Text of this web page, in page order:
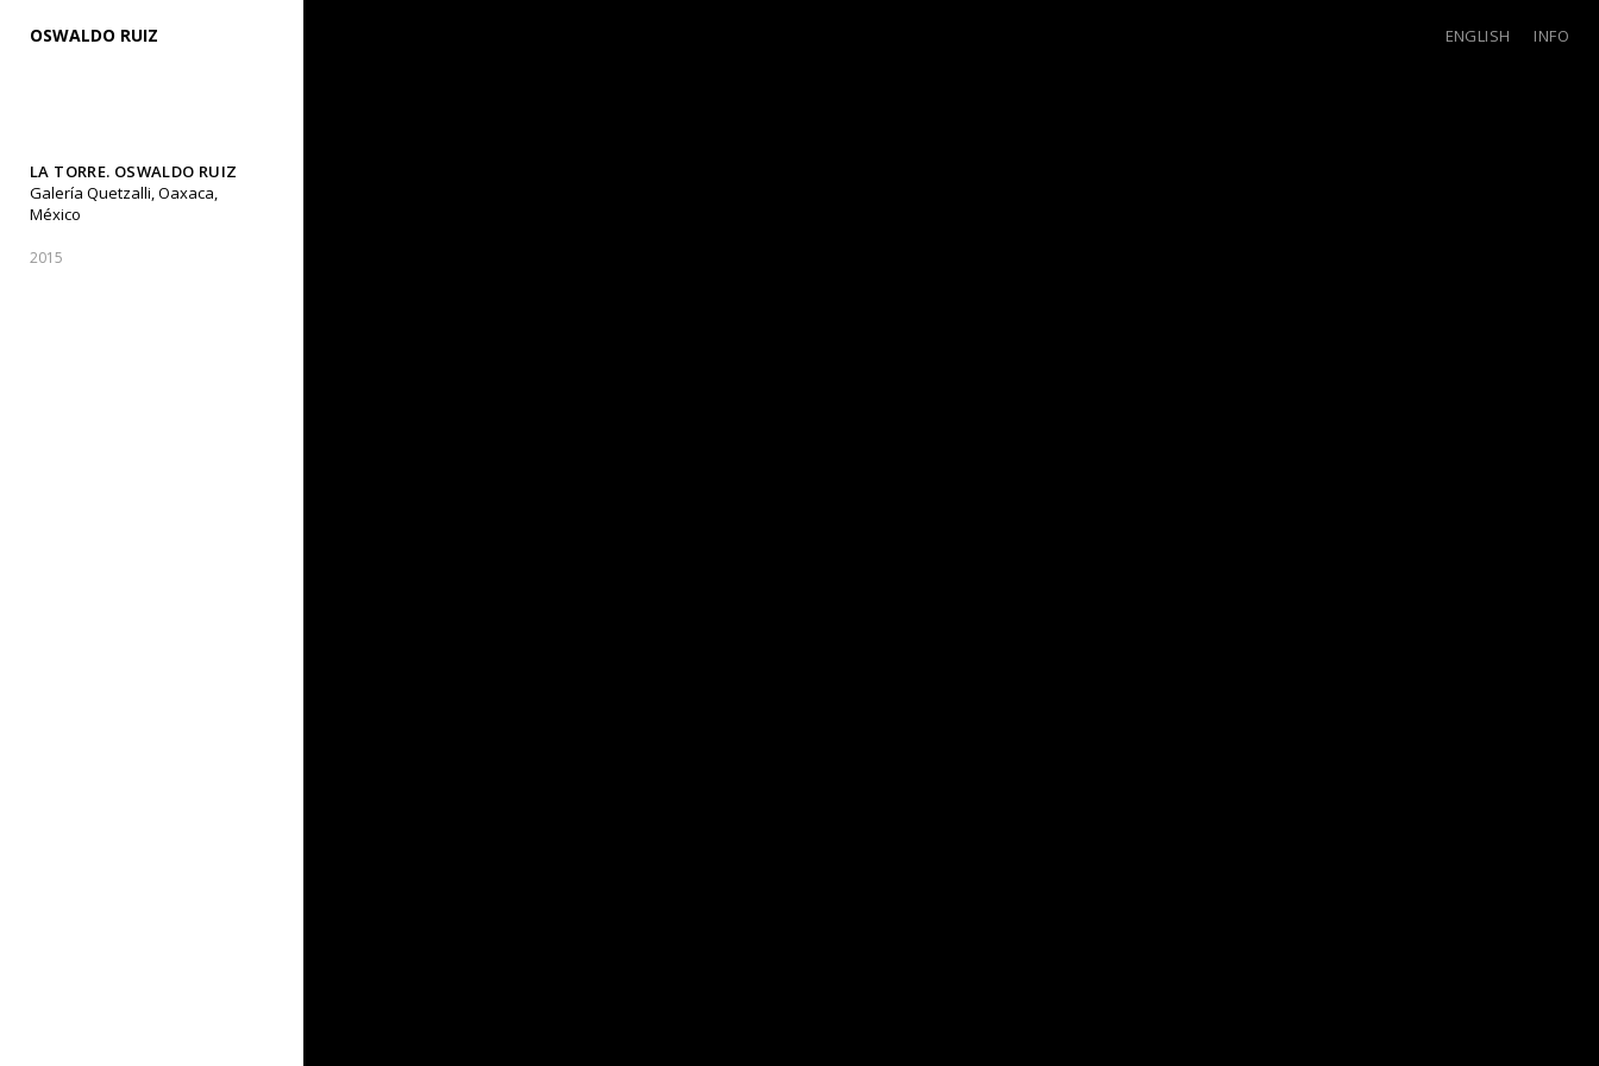
OSWALDO RUIZ ENGLISH INFO
LA TORRE. OSWALDO RUIZ
Galería Quetzalli, Oaxaca,
México
2015